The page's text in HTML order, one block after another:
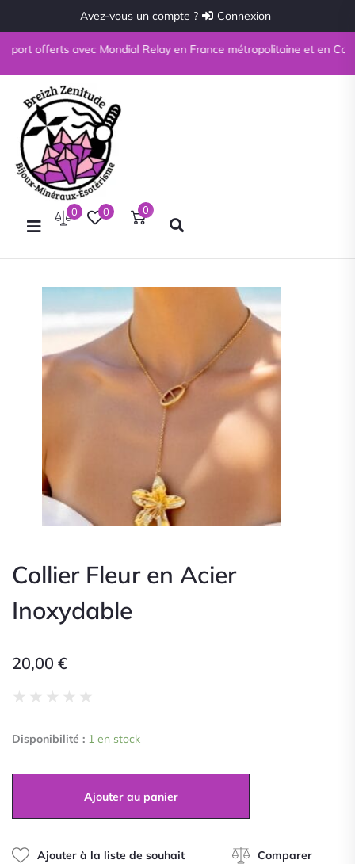
Avez-vous un compte ? Connexion
port offerts avec Mondial Relay en France métropolitaine et en
0 0 0
Collier Fleur en Acier
Inoxydable
20,00 €
★ ★ ★ ★ ★
5
Disponibilité : 1 en stock
de
Fleur
Inoxydable
Ajouter au panier
Ajouter à la liste de souhait Comparer